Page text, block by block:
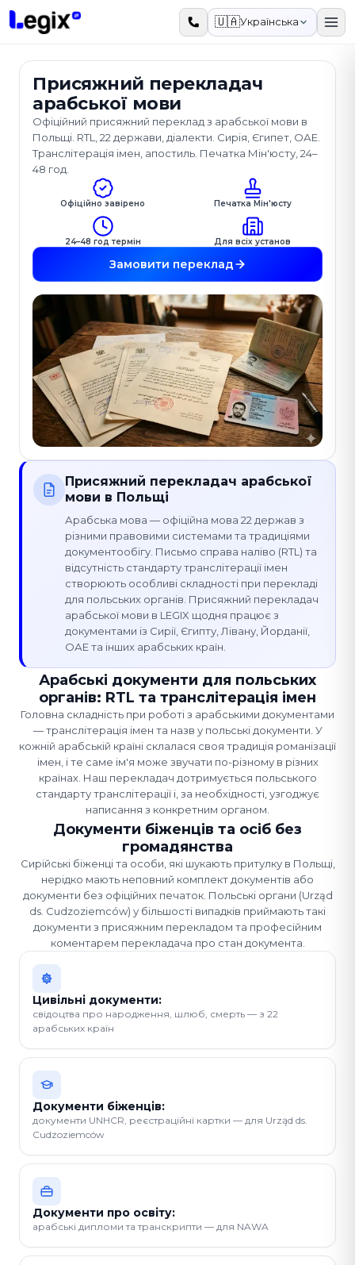
До основного вмісту
🇺🇦Українська
Присяжний перекладач
арабської мови
Офіційний присяжний переклад з арабської мови в
Польщі. RTL, 22 держави, діалекти. Сирія, Єгипет, ОАЕ.
Транслітерація імен, апостиль. Печатка Мін'юсту, 24–
48 год.
Офіційно завірено Печатка Мін'юсту
24–48 год термін Для всіх установ
Замовити переклад
Присяжний перекладач арабської
мови в Польщі
Арабська мова — офіційна мова 22 держав з
різними правовими системами та традиціями
документообігу. Письмо справа наліво (RTL) та
відсутність стандарту транслітерації імен
створюють особливі складності при перекладі
для польських органів. Присяжний перекладач
арабської мови в LEGIX щодня працює з
документами із Сирії, Єгипту, Лівану, Йорданії,
ОАЕ та інших арабських країн.
Арабські документи для польських
органів: RTL та транслітерація імен
Головна складність при роботі з арабськими документами
— транслітерація імен та назв у польські документи. У
кожній арабській країні склалася своя традиція романізації
імен, і те саме ім'я може звучати по-різному в різних
країнах. Наш перекладач дотримується польського
стандарту транслітерації і, за необхідності, узгоджує
написання з конкретним органом.
Документи біженців та осіб без
громадянства
Сирійські біженці та особи, які шукають притулку в Польщі,
нерідко мають неповний комплект документів або
документи без офіційних печаток. Польські органи (Urząd
ds. Cudzoziemców) у більшості випадків приймають такі
документи з присяжним перекладом та професійним
коментарем перекладача про стан документа.
Цивільні документи:
свідоцтва про народження, шлюб, смерть — з 22
арабських країн
Документи біженців:
документи UNHCR, реєстраційні картки — для Urząd ds.
Cudzoziemców
Документи про освіту:
арабські дипломи та транскрипти — для NAWA